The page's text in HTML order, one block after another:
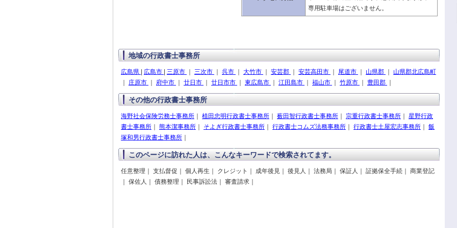
専用駐車場はございません。
地域の行政書士事務所
広島県 広島市 三原市 三次市 呉市 大竹市 安芸郡 安芸高田市 尾道市 山県郡
山県郡北広島町
庄原市 府中市 廿日市 廿日市市 東広島市 江田島市 福山市 竹原市 豊田郡
その他の行政書士事務所
海野社会保険労務士事務所 植田忠明行政書士事務所 薮田智行政書士事務所 宗重行政書士事務所
星野行政
書士事務所
熊本潔事務所 そよぎ行政書士事務所 行政書士コムズ法務事務所 行政書士土屋宏志事務所
飯
塚和男行政書士事務所
このページに訪れた人は、こんなキーワードで検索されてます。
任意整理｜ 支払督促｜ 個人再生｜ クレジット｜ 成年後見｜ 後見人｜ 法務局｜ 保証人｜ 証拠保全手続｜ 商業登記
｜ 保佐人｜ 債務整理｜ 民事訴訟法｜ 審査請求｜